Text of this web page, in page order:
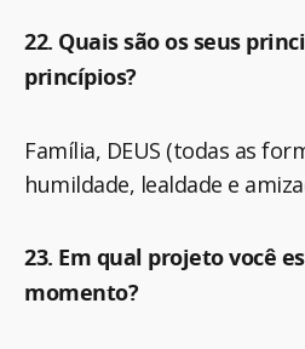
22. Quais são os seus
princípios?
Família, DEUS (todas as
humildade, lealdade e
23. Em qual projeto você
momento?